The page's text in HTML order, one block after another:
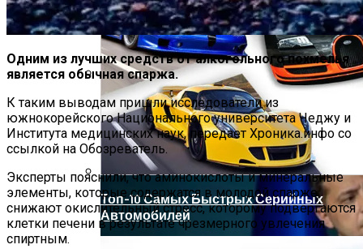
Врачи Объяснили, Почему Нельзя
Часто Пить Кофе
Названы Даты Встречи Зеленского И
Трампа
Топ-10 Самых Быстрых Серийных
Автомобилей
Одним из лучших средств от алкогольного похмелья
является обычная спаржа.
К таким выводам пришли исследователи из
южнокорейского Национального университета Чеджу и
Института медицинских наук, передает Хроника.инфо со
ссылкой на Обозреватель.
Эксперты пояснили, что аминокислоты и минеральные
элементы, которые содержатся в молодой спарже,
снижают окислительный стресс, которому подвергаются
клетки печени в результате чрезмерного увлечения
спиртным.